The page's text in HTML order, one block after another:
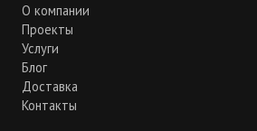
О компании
Проекты
Услуги
Блог
Доставка
Контакты